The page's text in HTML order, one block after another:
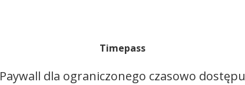
Timepass
Paywall dla ograniczonego czasowo dostępu